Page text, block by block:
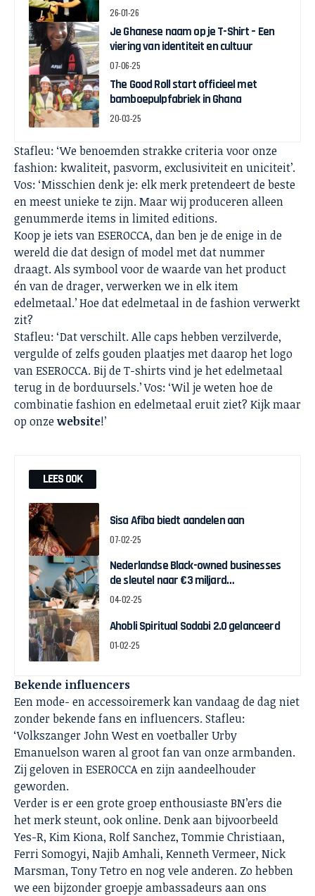
bevorderen
26-01-26
Je Ghanese naam op je T-Shirt – Een
viering van identiteit en cultuur
07-06-25
The Good Roll start officieel met
bamboepulpfabriek in Ghana
20-03-25
Stafleu: ‘We benoemden strakke criteria voor onze
fashion: kwaliteit, pasvorm, exclusiviteit en uniciteit’.
Vos: ‘Misschien denk je: elk merk pretendeert de beste
en meest unieke te zijn. Maar wij produceren alleen
genummerde items in limited editions.
Koop je iets van ESEROCCA, dan ben je de enige in de
wereld die dat design of model met dat nummer
draagt. Als symbool voor de waarde van het product
én van de drager, verwerken we in elk item
edelmetaal.’ Hoe dat edelmetaal in de fashion verwerkt
zit?
Stafleu: ‘Dat verschilt. Alle caps hebben verzilverde,
vergulde of zelfs gouden plaatjes met daarop het logo
van ESEROCCA. Bij de T-shirts vind je het edelmetaal
terug in de borduursels.’ Vos: ‘Wil je weten hoe de
combinatie fashion en edelmetaal eruit ziet? Kijk maar
op onzewebsite!’
LEES OOK
Sisa Afiba biedt aandelen aan
07-02-25
Nederlandse Black-owned businesses
de sleutel naar €3 miljard
economische groei voor Nederland
04-02-25
Ahobli Spiritual Sodabi 2.0 gelanceerd
01-02-25
Bekende influencers
Een mode- en accessoiremerk kan vandaag de dag niet
zonder bekende fans en influencers. Stafleu:
‘Volkszanger John West en voetballer Urby
Emanuelson waren al groot fan van onze armbanden.
Zij geloven in ESEROCCA en zijn aandeelhouder
geworden.
Verder is er een grote groep enthousiaste BN’ers die
het merk steunt, ook online. Denk aan bijvoorbeeld
Yes-R, Kim Kiona, Rolf Sanchez, Tommie Christiaan,
Ferri Somogyi, Najib Amhali, Kenneth Vermeer, Nick
Marsman, Tony Tetro en nog vele anderen. Zo hebben
we een bijzonder groepje ambassadeurs aan ons